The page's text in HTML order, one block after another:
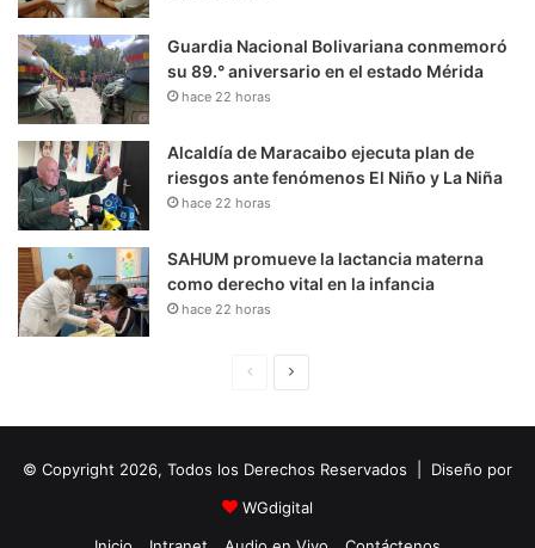
Guardia Nacional Bolivariana conmemoró
su 89.° aniversario en el estado Mérida
hace 22 horas
Alcaldía de Maracaibo ejecuta plan de
riesgos ante fenómenos El Niño y La Niña
hace 22 horas
SAHUM promueve la lactancia materna
como derecho vital en la infancia
hace 22 horas
i
n
a
u
i
e
© Copyright 2026, Todos los Derechos Reservados | Diseño por
WGdigital